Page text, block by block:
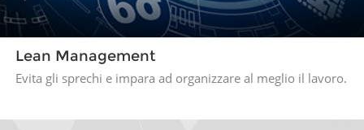
Lean Management
Evita gli sprechi e impara ad organizzare al meglio il lavoro.